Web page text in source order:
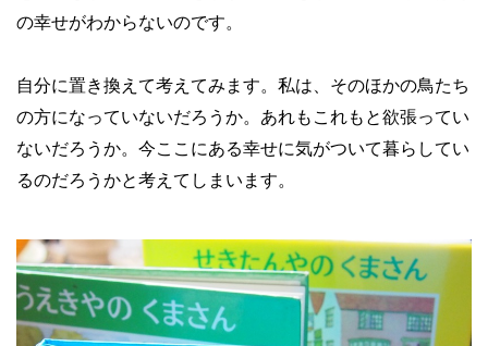
の幸せがわからないのです。
自分に置き換えて考えてみます。私は、そのほかの鳥たち
の方になっていないだろうか。あれもこれもと欲張ってい
ないだろうか。今ここにある幸せに気がついて暮らしてい
るのだろうかと考えてしまいます。